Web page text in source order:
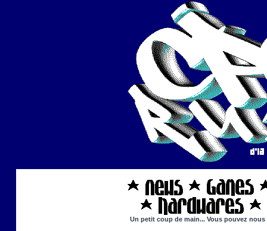
Un petit coup de main... Vous pouvez